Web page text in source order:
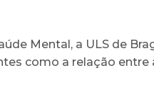
Mental, a ULS de
como a relação